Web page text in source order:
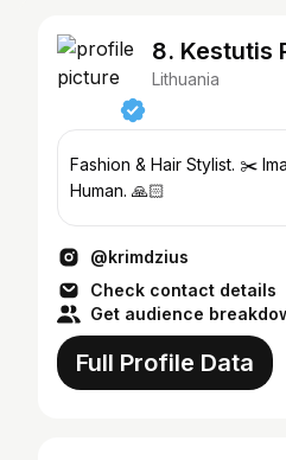
8. Kestutis
Lithuania
Fashion & Hair Stylist. ✂️
Human. 🙏🏻
@krimdzius
Check contact details
Get audience
Full Profile Data